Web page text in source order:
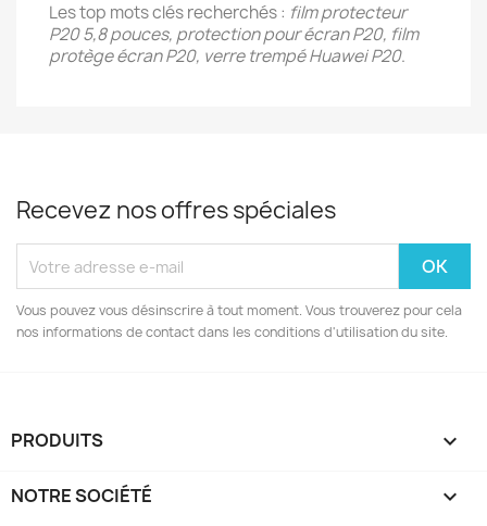
Les top mots clés recherchés : film protecteur
P20 5,8 pouces, protection pour écran P20, film
protège écran P20, verre trempé Huawei P20.
Recevez nos offres spéciales
Vous pouvez vous désinscrire à tout moment. Vous trouverez pour cela
nos informations de contact dans les conditions d'utilisation du site.
PRODUITS 
NOTRE SOCIÉTÉ 